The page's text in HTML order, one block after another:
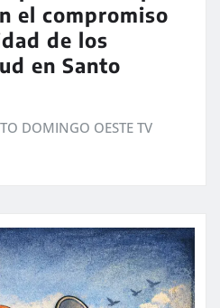
el compromiso
de los
en Santo
DOMINGO OESTE TV